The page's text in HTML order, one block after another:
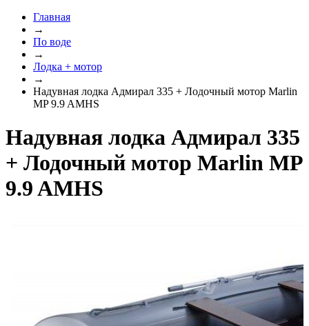
Главная
→
По воде
→
Лодка + мотор
→
Надувная лодка Адмирал 335 + Лодочный мотор Marlin
MP 9.9 AMHS
Надувная лодка Адмирал 335
+ Лодочный мотор Marlin MP
9.9 AMHS